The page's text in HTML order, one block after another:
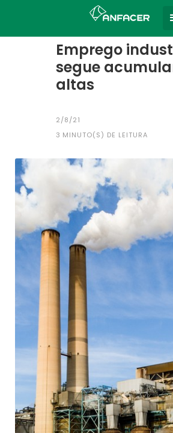
Todas as
Emprego
segue
altas
2/8/21
3 MINUTO(S) DE LEITURA